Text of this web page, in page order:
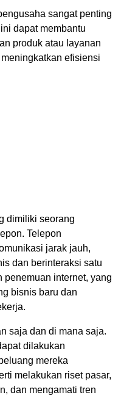
sangat penting
dapat membantu
produk atau layanan
efisiensi
dimiliki seorang
Telepon
jarak jauh,
dan berinteraksi satu
internet, yang
bisnis baru dan
saja dan di mana saja.
dilakukan
mereka
melakukan riset pasar,
dan mengamati tren